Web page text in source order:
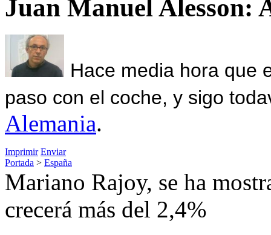
Juan Manuel Alesson:
Hace media hora que
paso con el coche, y sigo
Alemania.
Imprimir Enviar
Portada > España
Mariano Rajoy, se ha
crecerá más del 2,4%